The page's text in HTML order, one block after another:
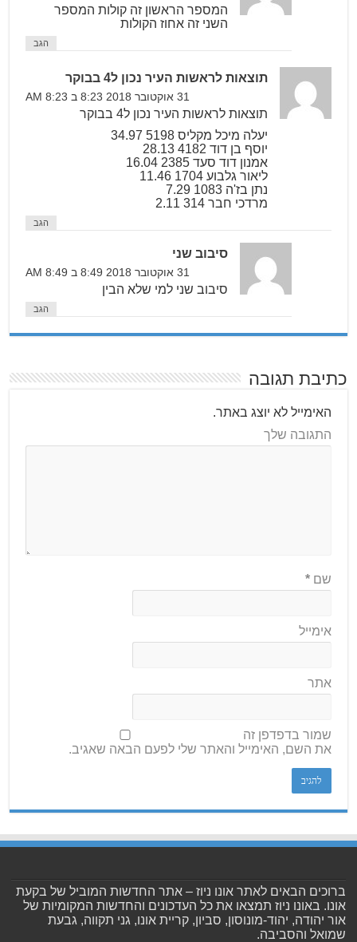
המספר הראשון זה קולות המספר
השני זה אחוז הקולות
הגב
תוצאות לראשות העיר נכון ל4 בבוקר
31 אוקטובר 2018 8:23 ב 8:23 AM
תוצאות לראשות העיר נכון ל4 בבוקר
יעלה מיכל מקליס 5198 34.97
יוסף בן דוד 4182 28.13
אמנון דוד סעד 2385 16.04
ליאור גלבוע 1704 11.46
נתן בז'ה 1083 7.29
מרדכי חבר 314 2.11
הגב
סיבוב שני
31 אוקטובר 2018 8:49 ב 8:49 AM
סיבוב שני למי שלא הבין
הגב
כתיבת תגובה
האימייל לא יוצג באתר.
התגובה שלך
שם*
אימייל
אתר
שמור בדפדפן זה
את השם, האימייל והאתר שלי לפעם הבאה שאגיב.
ברוכים הבאים לאתר אונו ניוז – אתר החדשות המוביל של בקעת
אונו. באונו ניוז תמצאו את כל העדכונים והחדשות המקומיות של
אור יהודה, יהוד-מונוסון, סביון, קריית אונו, גני תקווה, גבעת
שמואל והסביבה.